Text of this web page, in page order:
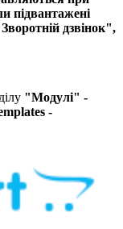
підвантажені
дзвінок",
"Модулі" -
-